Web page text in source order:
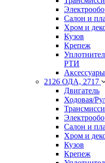
Салон и
Хром и
Кузов
Крепеж
РТИ
Аксессуары
2126 ОДА, 2717
Двигатель
Ходовая/
Салон и
Хром и
Кузов
Крепеж